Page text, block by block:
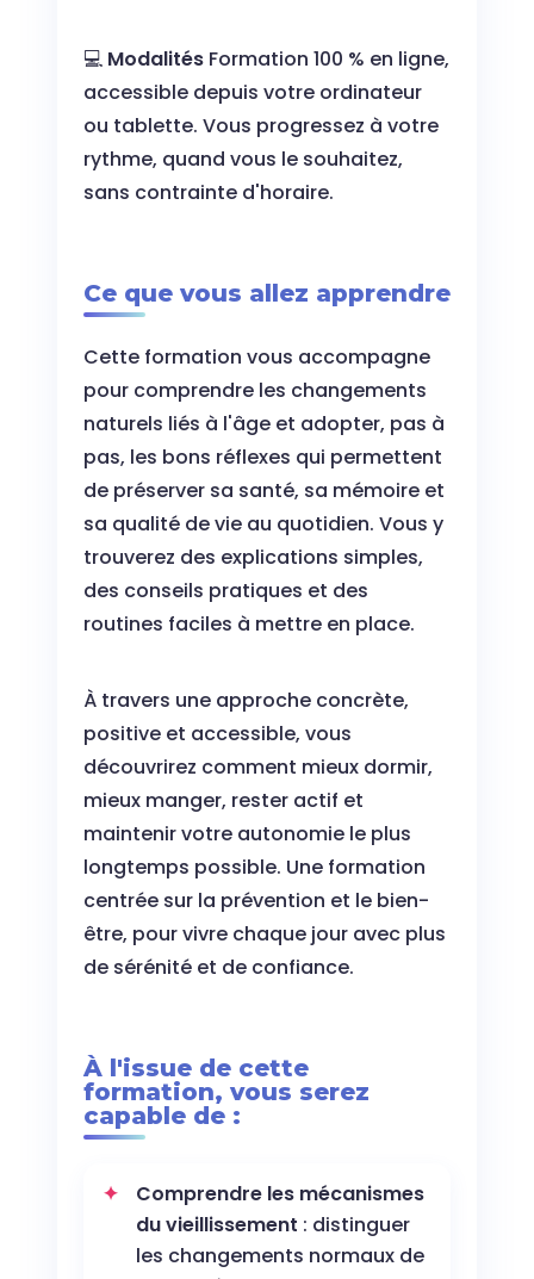
💻 Modalités Formation 100 % en ligne,
accessible depuis votre ordinateur
ou tablette. Vous progressez à votre
rythme, quand vous le souhaitez,
sans contrainte d'horaire.
Ce que vous allez apprendre
Cette formation vous accompagne
pour comprendre les changements
naturels liés à l'âge et adopter, pas à
pas, les bons réflexes qui permettent
de préserver sa santé, sa mémoire et
sa qualité de vie au quotidien. Vous y
trouverez des explications simples,
des conseils pratiques et des
routines faciles à mettre en place.
À travers une approche concrète,
positive et accessible, vous
découvrirez comment mieux dormir,
mieux manger, rester actif et
maintenir votre autonomie le plus
longtemps possible. Une formation
centrée sur la prévention et le bien-
être, pour vivre chaque jour avec plus
de sérénité et de confiance.
À l'issue de cette
formation, vous serez
capable de :
Comprendre les mécanismes
du vieillissement : distinguer
les changements normaux de